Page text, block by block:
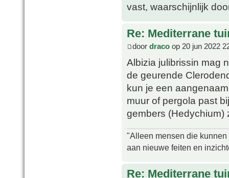
vast, waarschijnlijk
Re: Mediterrane
door draco op 20 jun 2022
Albizia julibrissin mag
de geurende
kun je een
muur of pergola past
gembers (Hedychium)
"Alleen mensen die
aan nieuwe feiten en
Re: Mediterrane